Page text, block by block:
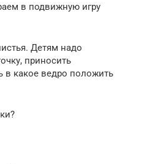
в подвижную игру
Детям надо
приносить
в какое ведро положить